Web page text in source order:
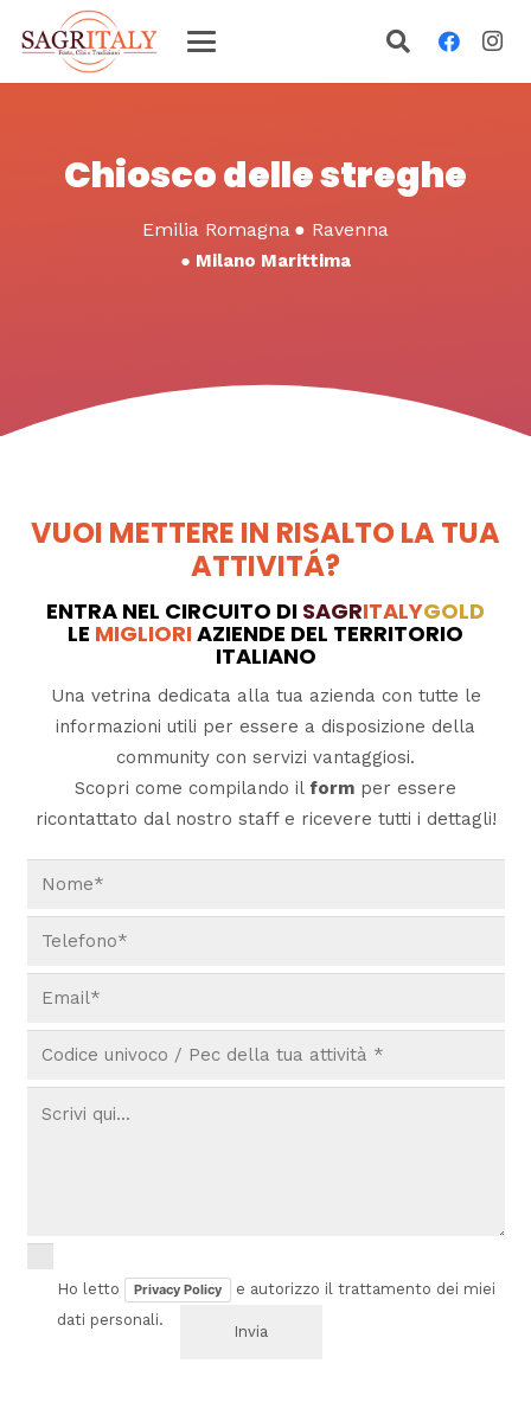
Chiosco delle streghe
Emilia Romagna ● Ravenna
● Milano Marittima
VUOI METTERE IN RISALTO LA TUA
ATTIVITÁ?
ENTRA NEL CIRCUITO DI SAGRITALYGOLD
LE MIGLIORIAZIENDE DEL TERRITORIO
ITALIANO
Una vetrina dedicata alla tua azienda con tutte le
informazioni utili per essere a disposizione della
community con servizi vantaggiosi.
Scopri come compilando il form per essere
ricontattato dal nostro staff e ricevere tutti i dettagli!
Ho letto Privacy Policy
e autorizzo il trattamento dei miei
dati personali.